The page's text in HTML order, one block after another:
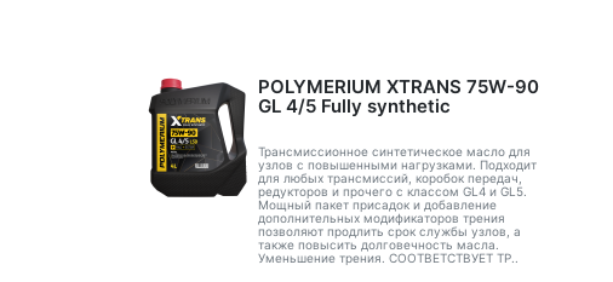
POLYMERIUM XTRANS 75W-90
GL 4/5 Fully synthetic
Трансмиссионное синтетическое масло для
узлов с повышенными нагрузками. Подходит
для любых трансмиссий, коробок передач,
редукторов и прочего с классом GL4 и GL5.
Мощный пакет присадок и добавление
дополнительных модификаторов трения
позволяют продлить срок службы узлов, а
также повысить долговечность масла.
Уменьшение трения. СООТВЕТСТВУЕТ ТР..